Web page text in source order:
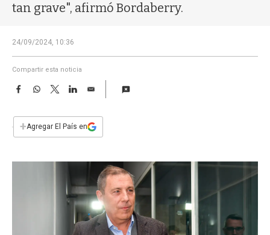
tan grave", afirmó Bordaberry.
24/09/2024, 10:36
Compartir esta noticia
F
e
b
W
s
T
w
t
L
E
i
l
+Agregar El País en